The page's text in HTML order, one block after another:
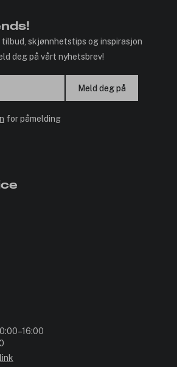
tilbud, skjønnhetstips og inspirasjon
deg på vårt nyhetsbrev!
Meld deg på
for påmelding